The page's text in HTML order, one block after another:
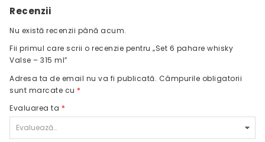
Recenzii
Nu există recenzii până acum.
Fii primul care scrii o recenzie pentru „Set 6 pahare whisky
Valse – 315 ml”
Adresa ta de email nu va fi publicată. Câmpurile obligatorii
sunt marcate cu *
Evaluarea ta *